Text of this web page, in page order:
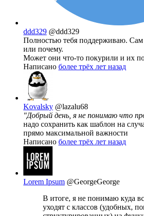
ddd329 @ddd329
Полностью тебя поддерживаю.
или почему.
Может они что-то покурили и их
Написано более трёх лет назад
Kovalsky @lazalu68
"Добрый день, я не понимаю что
надо сохранить как шаблон на
прямо максимальной важности
Написано более трёх лет назад
Lorem Ipsum @GeorgeGeorge
В итоге, я не понимаю куда
уходят с классов (удобных,